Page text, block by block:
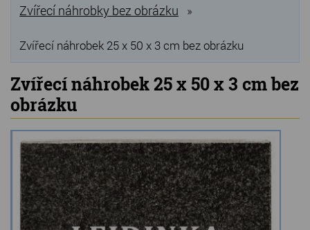
VÝPRODEJ
Produkty
Grilovací, pečící kameny
Lávové grilovací kameny
Kamenné truhlíky
Chladící kostky a puky
Doplňky do kuchyně
Hřbitovní doplňky
Zvířecí náhrobky bez obrázku »
Zvířecí náhrobek 25 x 50 x 3 cm bez obrázku
Zvířecí náhrobek 25 x 50 x 3 cm bez
obrázku